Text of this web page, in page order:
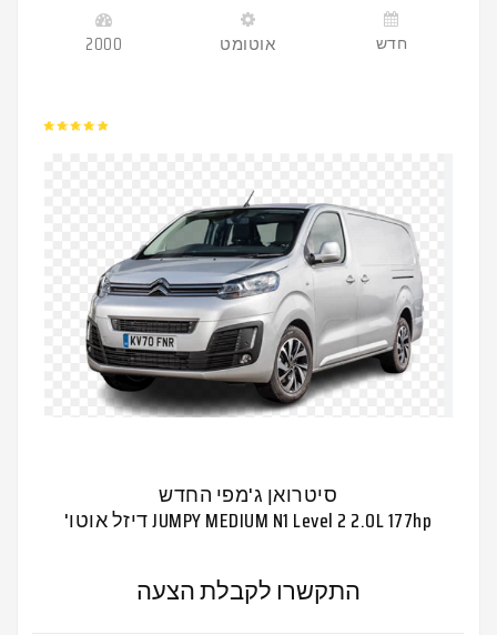
2000 אוטומט חדש
סיטרואן ג'מפי החדש
JUMPY MEDIUM N1 Level 2 2.0L 177hp דיזל אוטו'
התקשרו לקבלת הצעה